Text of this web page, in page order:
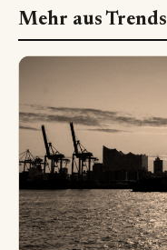
Mehr aus Trends